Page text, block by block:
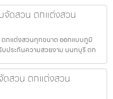
จัดสวน ตกแต่งสวน
กแต่งสวนทุกขนาด ออกแบบภูมิ
ประกันความสวยงาม นนทบุรี ตก
สวน ตกแต่งสวน